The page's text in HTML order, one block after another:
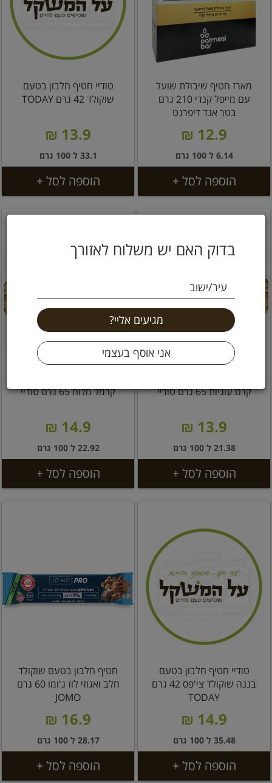
בדוק האם יש משלוח לאזורך
עיר/ישוב
מארז חטיף שיבולת שועל
עם מייפל קנדי 210 גרם
בטר אנד דיפרנט
12.9 ₪
6.14 ל 100 גרם
הוספה לסל +
טודיי חטיף חלבון בטעם
שוקולד 42 גרם TODAY
13.9 ₪
33.1 ל 100 גרם
הוספה לסל +
קרם עוגיות 65 גרם טודיי
13.9 ₪
21.38 ל 100 גרם
הוספה לסל +
קרמל מלוח 65 גרם טודיי
14.9 ₪
22.92 ל 100 גרם
הוספה לסל +
טודיי חטיף חלבון בטעם
בננה שוקולד צי'פס 42 גרם
TODAY
14.9 ₪
35.48 ל 100 גרם
הוספה לסל +
חטיף חלבון בטעם שוקולד
חלב ואגוזי לוז ג'ומו 60 גרם
JOMO
16.9 ₪
28.17 ל 100 גרם
הוספה לסל +